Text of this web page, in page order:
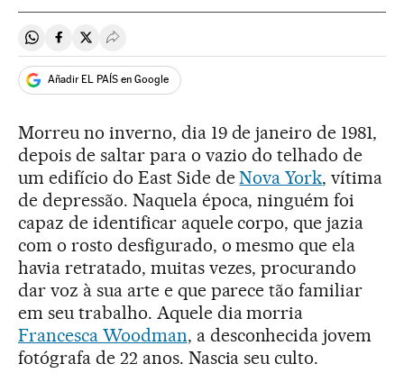
Compartir en Whatsapp
Compartir en Facebook
Compartir en Twitter
Desplegar Redes Sociales
Añadir EL PAÍS en Google
Morreu no inverno, dia 19 de janeiro de 1981,
depois de saltar para o vazio do telhado de
um edifício do East Side deNova York, vítima
de depressão. Naquela época, ninguém foi
capaz de identificar aquele corpo, que jazia
com o rosto desfigurado, o mesmo que ela
havia retratado, muitas vezes, procurando
dar voz à sua arte e que parece tão familiar
em seu trabalho. Aquele dia morria
Francesca Woodman, a desconhecida jovem
fotógrafa de 22 anos. Nascia seu culto.